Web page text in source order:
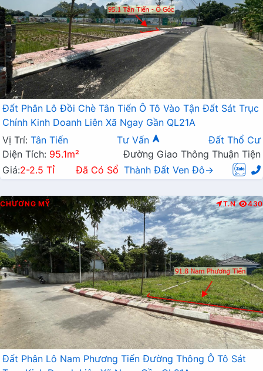
Đất Phân Lô Đồi Chè Tân Tiến Ô Tô Vào Tận Đất Sát Trục
Chính Kinh Doanh Liên Xã Ngay Gần QL21A
Vị Trí: Tân Tiến Tư Vấn
Đất Thổ Cư
Diện Tích: 95.1m²
Đường Giao Thông Thuận Tiện
Giá:2-2.5 Tỉ Đã Có Sổ Thành Đất Ven Đô→
CHƯƠNG MỸ T.N 430
Đất Phân Lô Nam Phương Tiến Đường Thông Ô Tô Sát